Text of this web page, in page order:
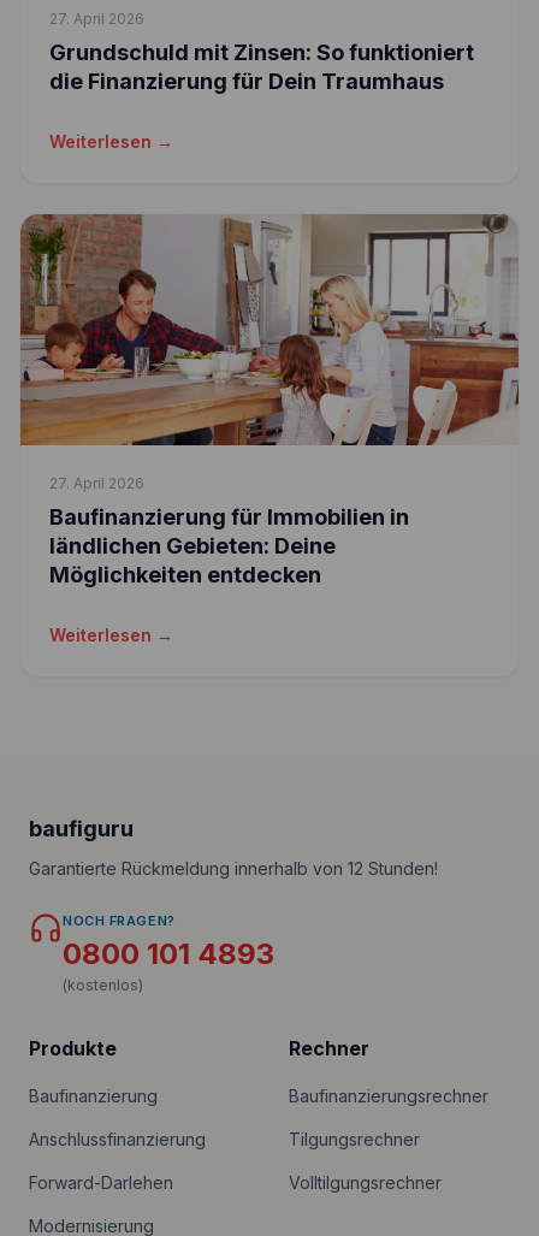
27. April 2026
Grundschuld mit Zinsen: So funktioniert
die Finanzierung für Dein Traumhaus
Weiterlesen →
27. April 2026
Baufinanzierung für Immobilien in
ländlichen Gebieten: Deine
Möglichkeiten entdecken
Weiterlesen →
baufiguru
Garantierte Rückmeldung innerhalb von 12 Stunden!
NOCH FRAGEN?
0800 101 4893
(kostenlos)
Produkte
Baufinanzierung
Anschlussfinanzierung
Forward-Darlehen
Modernisierung
Rechner
Baufinanzierungsrechner
Tilgungsrechner
Volltilgungsrechner